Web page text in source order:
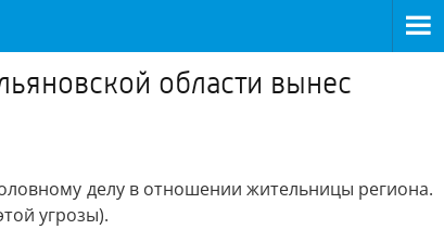
области вынес
делу в отношении жительницы региона.
угрозы).